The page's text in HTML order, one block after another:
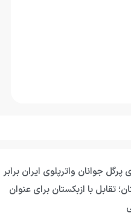
پرگل جوانان واترپلوی ایران برابر
تقابل با ازبکستان برای عنوان